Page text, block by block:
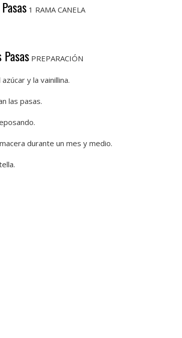
1 RAMA CANELA
PREPARACIÓN
y la vainillina.
las pasas.
durante un mes y medio.